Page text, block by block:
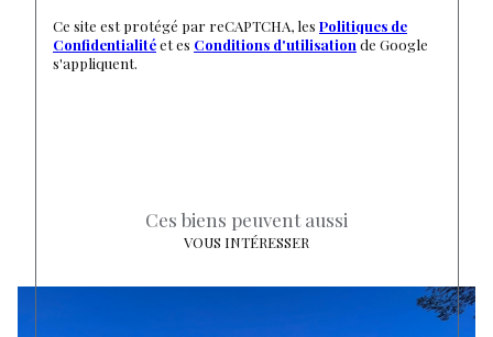
Ce site est protégé par reCAPTCHA, les Politiques de
Confidentialitéet es Conditions d'utilisation de Google
s'appliquent.
Ces biens peuvent aussi
VOUS INTÉRESSER